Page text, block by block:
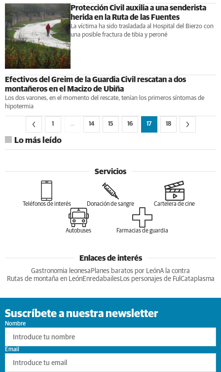
Protección Civil auxilia a una senderista
herida en la Ruta de las Fuentes
La víctima ha sido trasladada al Hospital del Bierzo con
una posible fractura de tibia y peroné
Efectivos del Greim de la Guardia Civil rescatan a dos
montañeros en el Macizo de Ubiña
Los dos varones, en el momento del rescate, tenían los primeros síntomas de
hipotermia
1 … 14 15 16 17 18
Lo más leído
Servicios
Teléfonos de interés Donación de sangre Cartelera de cine
Autobuses Farmacias de guardia
Enlaces de interés
Gastronomia leonesa Planes baratos por LeónA la contra
Rutas de montaña en LeónEnredabailesLos personajes de Ful Cataplasma
Suscríbete a nuestra newsletter
Nombre
Email